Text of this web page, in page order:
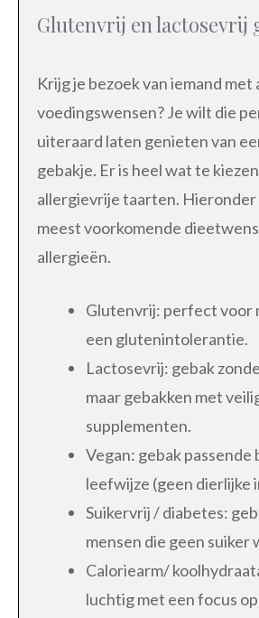
Glutenvrij en lactosevrij
Krijg je bezoek van iemand
voedingswensen? Je wilt die
uiteraard laten genieten van
gebakje. Er is heel wat te
allergievrije taarten. Hieronder
meest voorkomende
allergieën.
Glutenvrij: perfect voor
een glutenintolerantie.
Lactosevrij: gebak
maar gebakken met
supplementen.
Vegan: gebak passende
leefwijze (geen dierlijke
Suikervrij / diabetes:
mensen die geen suiker
Caloriearm/
luchtig met een focus